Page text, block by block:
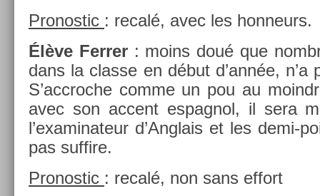
Pro­nos­tic : recalé, avec les hon­neurs.
Élève Ferr­er : moins doué que
dans la clas­se en début d’année, n’a
S’accroc­he comme un pou au
avec son ac­cent es­pagnol, il sera
l’examinateur d’Anglais et les demi-
pas suf­fire.
Pro­nos­tic : recalé, non sans ef­fort